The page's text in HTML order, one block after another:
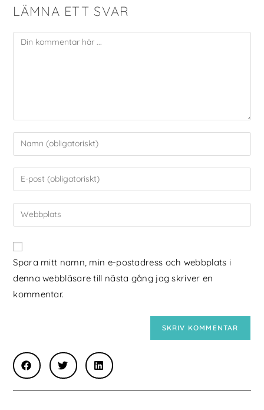
LÄMNA ETT SVAR
Spara mitt namn, min e-postadress och webbplats i
denna webbläsare till nästa gång jag skriver en
kommentar.